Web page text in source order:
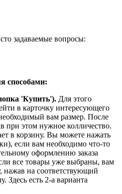
задаваемые вопросы:
способами:
'Купить'). Для этого
в карточку интересующего
вам размер. После
при этом нужное колличество.
в корзину. Вы можете нажать
если вам необходимо что-то
оформлению заказа
все товары уже выбраны, вам
нажав на соответствующий
Здесь есть 2-а варианта